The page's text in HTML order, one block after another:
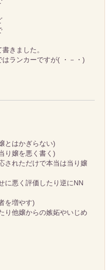
きました。
ランカーですが( ・－・)
とはかぎらない)
り嬢を悪く書く)
されただけで本当は当り嬢
に悪く評価したり逆にNN
を増やす)
り他嬢からの嫉妬やいじめ